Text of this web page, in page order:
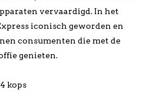
vervaardigd. In het
iconisch geworden en
consumenten die met de
genieten.
kops